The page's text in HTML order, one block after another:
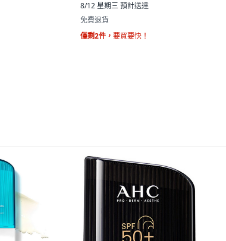
8/12 星期三預計送達
免費退貨
僅剩2件， 要買要快！